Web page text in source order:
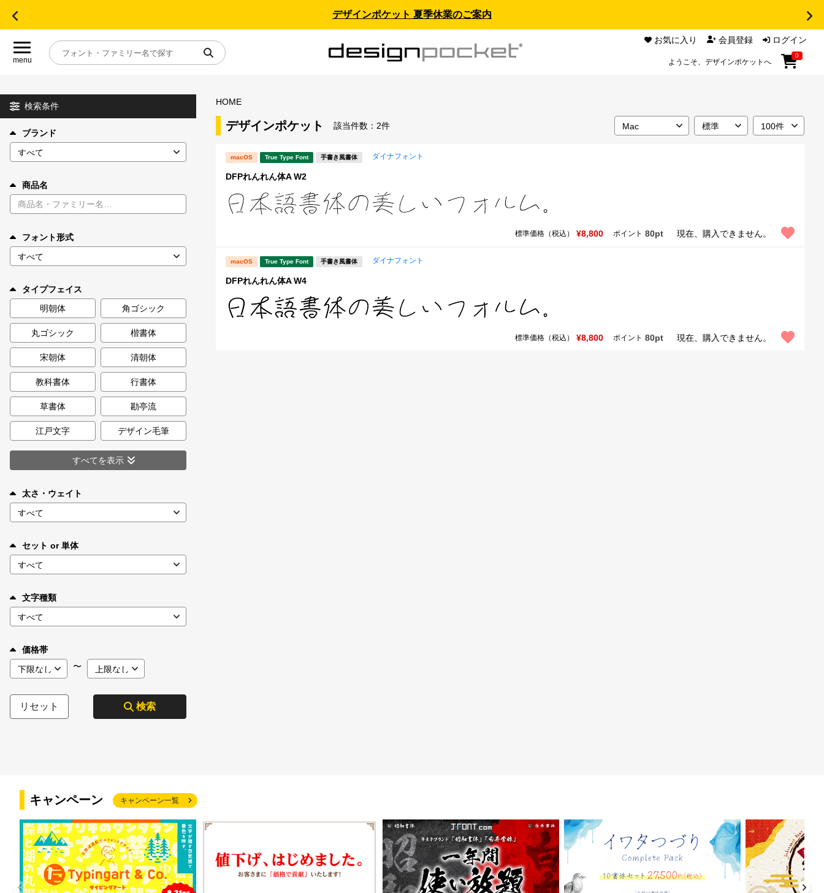
デザインポケット 夏季休業のご案内
menu
お気に入り 会員登録 ログイン
ようこそ、デザインポケットへ
0
目的別フォントガイド
特集
年間ライセンス商品
キャンペーン一覧
カート 0
マイページ
お気に入り
ご利用ガイド
お問い合わせ
検索条件
ブランド
商品名
フォント形式
タイプフェイス
明朝体
角ゴシック
丸ゴシック 楷書体
宋朝体 清朝体
教科書体 行書体
草書体 勘亭流
江戸文字 デザイン毛筆
すべてを表示
太さ・ウェイト
セット or 単体
文字種類
価格帯
〜
リセット 検索
HOME
デザインポケット 該当件数： 2件
macOS True Type Font 手書き風書体 ダイナフォント
DFPれんれん体A W2
標準価格（税込） ¥8,800 ポイント 80pt 現在、購入できません。
macOS True Type Font 手書き風書体 ダイナフォント
DFPれんれん体A W4
標準価格（税込） ¥8,800 ポイント 80pt 現在、購入できません。
キャンペーン キャンペーン一覧